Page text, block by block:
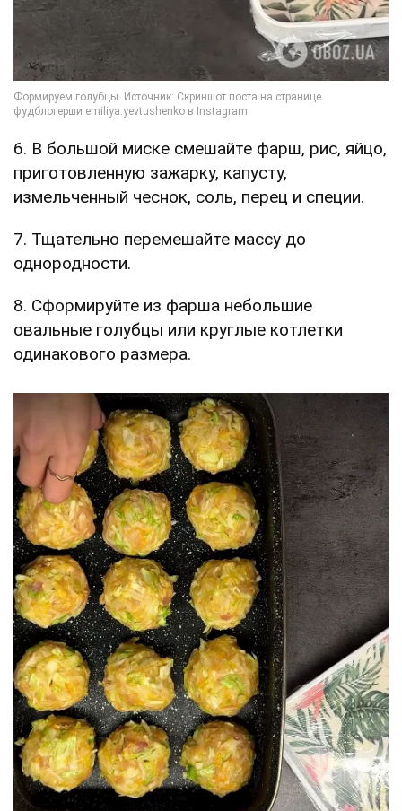
6. В большой миске смешайте фарш, рис, яйцо,
приготовленную зажарку, капусту,
измельченный чеснок, соль, перец и специи.
7. Тщательно перемешайте массу до
однородности.
8. Сформируйте из фарша небольшие
овальные голубцы или круглые котлетки
одинакового размера.